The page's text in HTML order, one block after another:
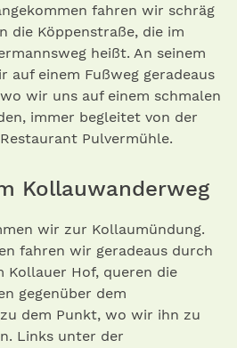
fahren wir schräg
die Köppenstraße, die im
heißt. An seinem
auf einem Fußweg geradeaus
wir uns auf einem schmalen
immer begleitet von der
Pulvermühle.
Kollauwanderweg
wir zur Kollaumündung.
fahren wir geradeaus durch
Kollauer Hof, queren die
gegenüber dem
dem Punkt, wo wir ihn zu
Links unter der